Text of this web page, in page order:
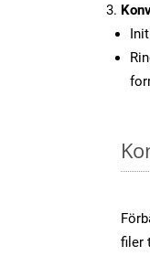
filer